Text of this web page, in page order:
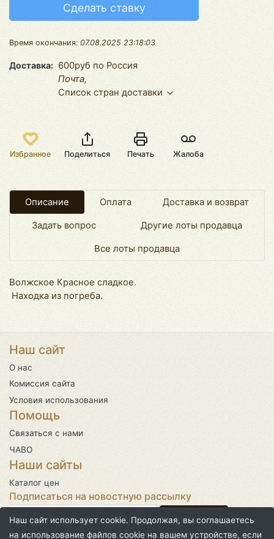
Сделать ставку
Время окончания: 07.08.2025 23:18:03
Доставка
600руб по Россия
Почта,
Список стран доставки
Избранное Поделиться Печать Жалоба
Описание Оплата Доставка и возврат
Задать вопрос Другие лоты продавца
Все лоты продавца
Волжское Красное сладкое.
Находка из погреба.
Наш сайт
О нас
Комиссия сайта
Условия использования
Помощь
Связаться с нами
ЧАВО
Наши сайты
Каталог цен
Подписаться на новостную рассылку
Наш сайт использует cookie. Продолжая, вы соглашаетесь
на использование файлов cookie на вашем устройстве, если